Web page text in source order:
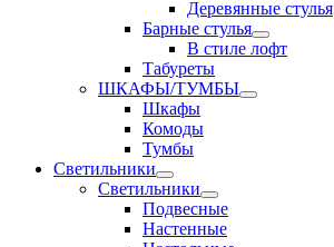
Деревянные стулья
Барные стулья
В стиле лофт
Табуреты
ШКАФЫ/ТУМБЫ
Шкафы
Комоды
Тумбы
Светильники
Светильники
Подвесные
Настенные